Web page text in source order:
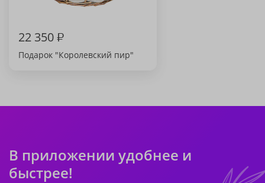
22 350₽
Подарок "Королевский пир"
В приложении удобнее и
быстрее!